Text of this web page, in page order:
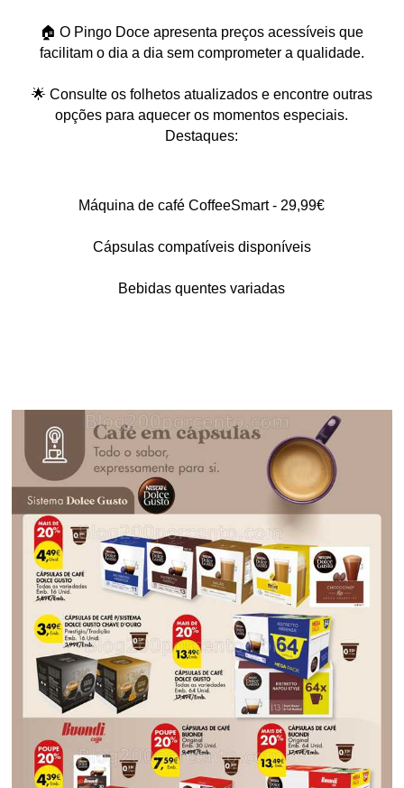
🏠 O Pingo Doce apresenta preços acessíveis que
facilitam o dia a dia sem comprometer a qualidade.
🌟 Consulte os folhetos atualizados e encontre outras
opções para aquecer os momentos especiais.
Destaques:
Máquina de café CoffeeSmart - 29,99€
Cápsulas compatíveis disponíveis
Bebidas quentes variadas